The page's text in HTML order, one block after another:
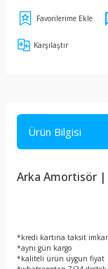
Karşılaştır
Ürün Bilgisi
Arka Amortisör |
*kredi kartına taksit
*aynı gün kargo
*kaliteli ürün uygun fiyat